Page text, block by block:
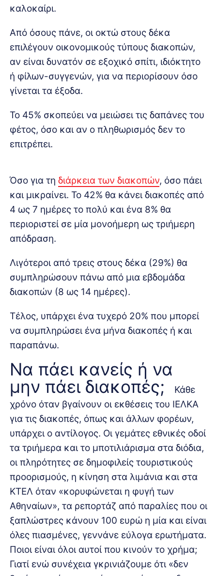
καλοκαίρι.
Από όσους πάνε, οι οκτώ στους δέκα
επιλέγουν οικονομικούς τύπους διακοπών,
αν είναι δυνατόν σε εξοχικό σπίτι, ιδιόκτητο
ή φίλων-συγγενών, για να περιορίσουν όσο
γίνεται τα έξοδα.
Το 45% σκοπεύει να μειώσει τις δαπάνες του
φέτος, όσο και αν ο πληθωρισμός δεν το
επιτρέπει.
Όσο για τη διάρκεια των διακοπών, όσο πάει
και μικραίνει. Το 42% θα κάνει διακοπές από
4 ως 7 ημέρες το πολύ και ένα 8% θα
περιοριστεί σε μία μονοήμερη ως τριήμερη
απόδραση.
Λιγότεροι από τρεις στους δέκα (29%) θα
συμπληρώσουν πάνω από μια εβδομάδα
διακοπών (8 ως 14 ημέρες).
Τέλος, υπάρχει ένα τυχερό 20% που μπορεί
να συμπληρώσει ένα μήνα διακοπές ή και
παραπάνω.
Να πάει κανείς ή να
μην πάει διακοπές;
Κάθε
χρόνο όταν βγαίνουν οι εκθέσεις του ΙΕΛΚΑ
για τις διακοπές, όπως και άλλων φορέων,
υπάρχει ο αντίλογος. Οι γεμάτες εθνικές οδοί
τα τριήμερα και το μποτιλιάρισμα στα διόδια,
οι πληρότητες σε δημοφιλείς τουριστικούς
προορισμούς, η κίνηση στα λιμάνια και στα
ΚΤΕΛ όταν «κορυφώνεται η φυγή των
Αθηναίων», τα ρεπορτάζ από παραλίες που οι
ξαπλώστρες κάνουν 100 ευρώ η μία και είναι
όλες πιασμένες, γεννάνε εύλογα ερωτήματα.
Ποιοι είναι όλοι αυτοί που κινούν το χρήμα;
Γιατί ενώ συνέχεια γκρινιάζουμε ότι «δεν